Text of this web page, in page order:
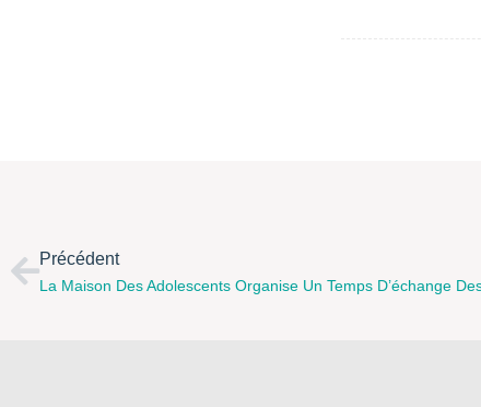
Précédent